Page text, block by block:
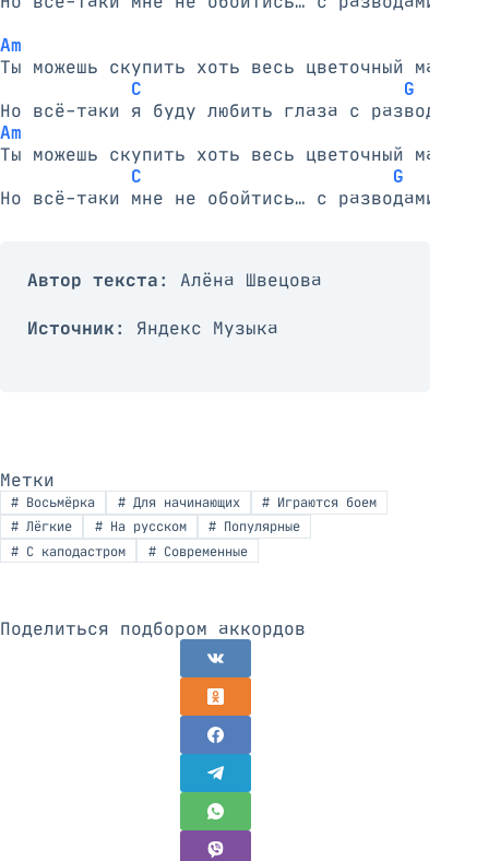
Am
Ты можешь скупить хоть весь цветочный
C                        G
Am
Ты можешь скупить хоть весь цветочный
C                       G
Автор текста : Алёна Швецова
Источник : Яндекс Музыка
Метки
# Восьмёрка #Для начинающих #Играются боем
# Лёгкие #На русском #Популярные
# С каподастром #Современные
Поделиться подбором аккордов